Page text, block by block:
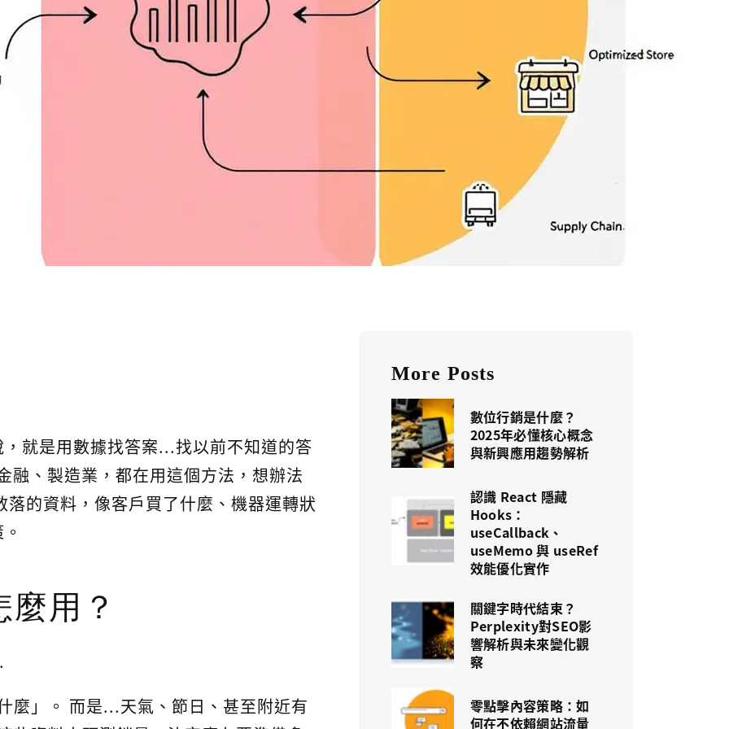
就是用數據找答案...找以前不知道的答
融、製造業，都在用這個方法，想辦法
的資料，像客戶買了什麼、機器運轉狀
用？
麼」。 而是...天氣、節日、甚至附近有
More Posts
數位行銷是什麼？
2025年必懂核心概念
與新興應用趨勢解析
認識 React 隱藏
Hooks：
useCallback、
useMemo 與 useRef
效能優化實作
關鍵字時代結束？
Perplexity對SEO影
響解析與未來變化觀
察
零點擊內容策略：如
何在不依賴網站流量